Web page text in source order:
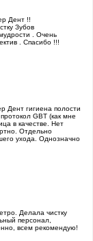
Дент !!
Зубов
. Очень
. Спасибо !!!
Дент гигиена полости
GBT (как мне
в качестве. Нет
Отдельно
ухода. Однозначно
Делала чистку
персонал,
всем рекомендую!